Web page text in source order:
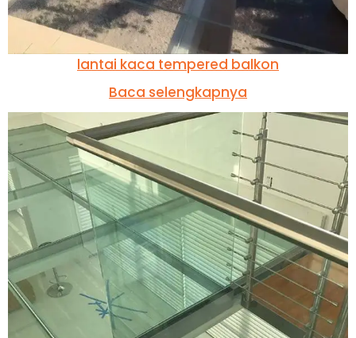
lantai kaca tempered balkon
Baca selengkapnya